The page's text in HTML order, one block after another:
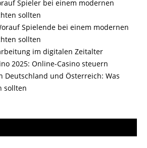
Spieler bei einem modernen
sollten
Spielende bei einem modernen
sollten
im digitalen Zeitalter
2025: Online-Casino steuern
Deutschland und Österreich: Was
sollten